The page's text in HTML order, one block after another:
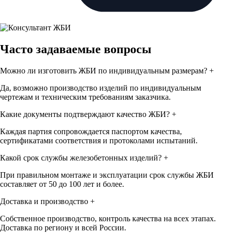
Часто задаваемые вопросы
Можно ли изготовить ЖБИ по индивидуальным размерам? +
Да, возможно производство изделий по индивидуальным
чертежам и техническим требованиям заказчика.
Какие документы подтверждают качество ЖБИ? +
Каждая партия сопровождается паспортом качества,
сертификатами соответствия и протоколами испытаний.
Какой срок службы железобетонных изделий? +
При правильном монтаже и эксплуатации срок службы ЖБИ
составляет от 50 до 100 лет и более.
Доставка и производство +
Собственное производство, контроль качества на всех этапах.
Доставка по региону и всей России.